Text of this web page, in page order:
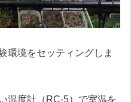
環境をセッティングしま
温度計（RC-5）で室温を